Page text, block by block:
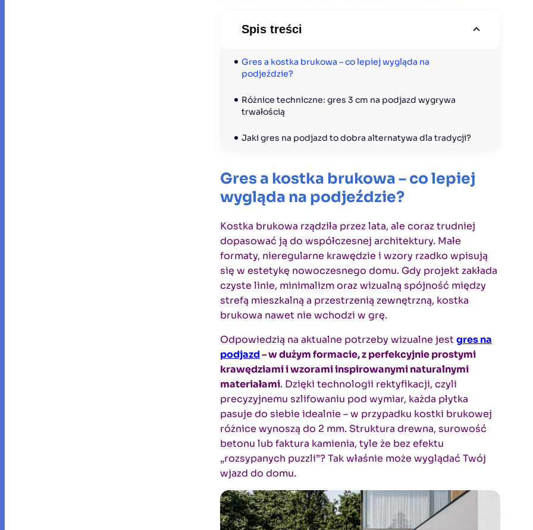
Spis treści
Gres a kostka brukowa – co lepiej wygląda na
podjeździe?
Różnice techniczne: gres 3 cm na podjazd wygrywa
trwałością
Jaki gres na podjazd to dobra alternatywa dla tradycji?
Gres a kostka brukowa – co lepiej
wygląda na podjeździe?
Kostka brukowa rządziła przez lata, ale coraz trudniej
dopasować ją do współczesnej architektury. Małe
formaty, nieregularne krawędzie i wzory rzadko wpisują
się w estetykę nowoczesnego domu. Gdy projekt zakłada
czyste linie, minimalizm oraz wizualną spójność między
strefą mieszkalną a przestrzenią zewnętrzną, kostka
brukowa nawet nie wchodzi w grę.
Odpowiedzią na aktualne potrzeby wizualne jestgres na
podjazd– w dużym formacie, z perfekcyjnie prostymi
krawędziami i wzorami inspirowanymi naturalnymi
materiałami. Dzięki technologii rektyfikacji, czyli
precyzyjnemu szlifowaniu pod wymiar, każda płytka
pasuje do siebie idealnie – w przypadku kostki brukowej
różnice wynoszą do 2 mm. Struktura drewna, surowość
betonu lub faktura kamienia, tyle że bez efektu
„rozsypanych puzzli”? Tak właśnie może wyglądać Twój
wjazd do domu.